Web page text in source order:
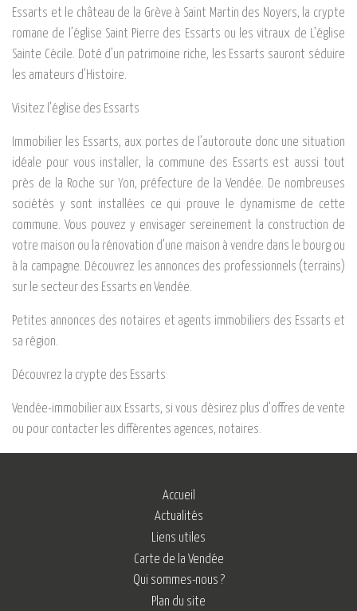
Essarts et le château de la Grève à Saint Martin des Noyers, la crypte
romane de l’église Saint Pierre des Essarts ou les vitraux de L’église
Sainte Cécile. Doté d’un patrimoine riche, les Essarts sauront séduire
les amateurs d’Histoire.
Visitez l’église des Essarts
Immobilier les Essarts, aux portes de l’autoroute donc une situation
idéale pour vous installer, la commune des Essarts est aussi tout
près de la Roche sur Yon, préfecture de la Vendée. De nombreuses
sociétés y sont installées ce qui prouve le dynamisme de cette
commune. Vous pouvez y envisager sereinement la construction de
votre maison ou la rénovation d’une maison à vendre dans le bourg ou
à la campagne. Découvrez les annonces des professionnels (terrains)
sur le secteur des Essarts en Vendée.
Petites annonces des notaires et agents immobiliers des Essarts et
sa région.
Découvrez la crypte des Essarts
Vendée-immobilier aux Essarts, si vous désirez plus d’offres de vente
ou pour contacter les différentes agences, notaires.
Accueil
Actualités
Liens utiles
Carte de la Vendée
Qui sommes-nous ?
Plan du site